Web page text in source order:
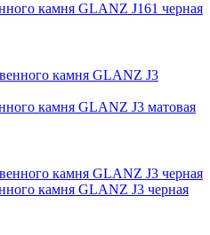
камня GLANZ J161 черная
камня GLANZ J3 матовая
камня GLANZ J3 черная